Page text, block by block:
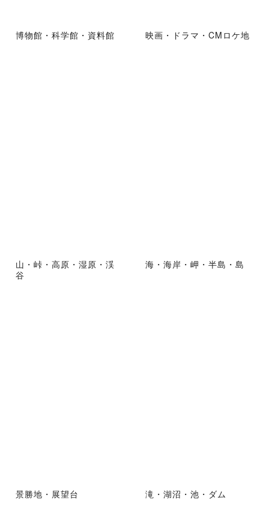
博物館・科学館・資料館 映画・ドラマ・CMロケ地
山・峠・高原・湿原・渓
谷
海・海岸・岬・半島・島
景勝地・展望台 滝・湖沼・池・ダム